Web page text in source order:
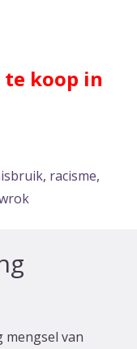
koop in
, racisme,
mengsel van